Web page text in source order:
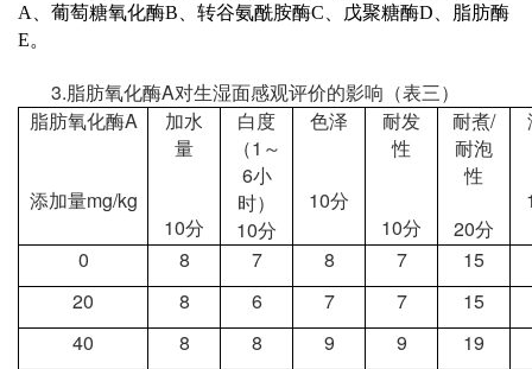
A
、葡萄糖氧化酶B 、转谷氨酰胺酶C 、戊聚糖酶D 、脂肪酶
E。
3. 脂肪氧化酶A对生湿面感观评价的影响（表三）
脂肪氧化酶A
添加量mg/kg
加水
量
10分
白度
（1 ～
6小
时）
10分
色泽
10分
耐发
性
10分
耐煮/
耐泡
性
20分
0 8 7 8 7
15
20
8 6 7 7
15
40
8 8 9 9
19